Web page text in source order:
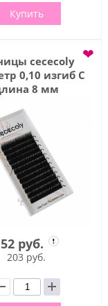
Купить
cececoly
0,10 изгиб С
8 мм
❤
руб.
203 руб.